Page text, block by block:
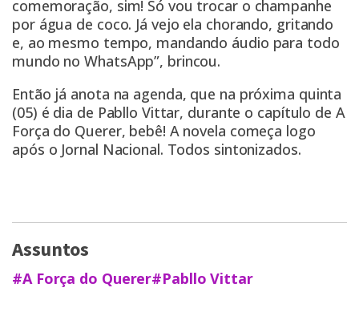
comemoração, sim! Só vou trocar o champanhe
por água de coco. Já vejo ela chorando, gritando
e, ao mesmo tempo, mandando áudio para todo
mundo no WhatsApp”, brincou.
Então já anota na agenda, que na próxima quinta
(05) é dia de Pabllo Vittar, durante o capítulo de A
Força do Querer, bebê! A novela começa logo
após o Jornal Nacional. Todos sintonizados.
Assuntos
#A Força do Querer#Pabllo Vittar